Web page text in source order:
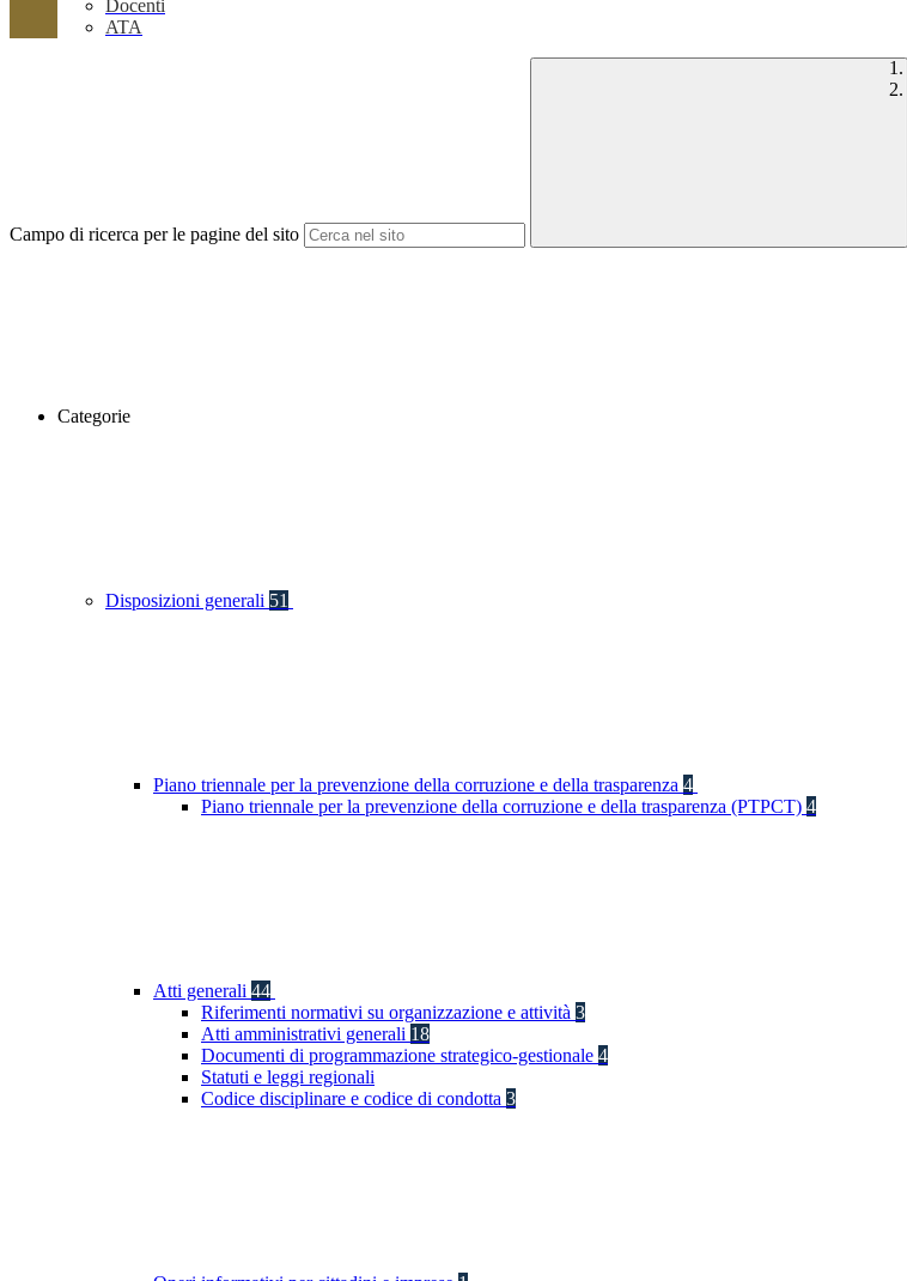
Docenti
ATA
Campo di ricerca per le pagine del sito
Categorie
Disposizioni generali 51
Piano triennale per la prevenzione della corruzione e della trasparenza 4
Piano triennale per la prevenzione della corruzione e della trasparenza (PTPCT) 4
Atti generali 44
Riferimenti normativi su organizzazione e attività 3
Atti amministrativi generali 18
Documenti di programmazione strategico-gestionale 4
Statuti e leggi regionali
Codice disciplinare e codice di condotta 3